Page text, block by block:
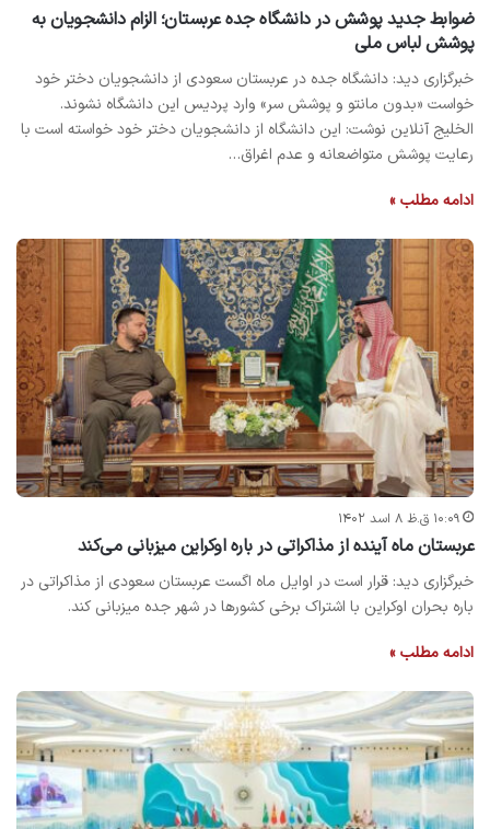
ضوابط جدید پوشش در دانشگاه جده عربستان؛ الزام دانشجویان به
پوشش لباس ملی
خبرگزاری دید: دانشگاه جده در عربستان سعودی از دانشجویان دختر خود
خواست «بدون مانتو و پوشش سر» وارد پردیس این دانشگاه نشوند.
الخلیج آنلاین نوشت: این دانشگاه از دانشجویان دختر خود خواسته است با
رعایت پوشش متواضعانه و عدم اغراق…
ادامه مطلب »
۱۰:۰۹ ق.ظ ۸ اسد ۱۴۰۲
عربستان ماه آینده از مذاکراتی در باره اوکراین میزبانی می‌کند
خبرگزاری دید: قرار است در اوایل ماه اگست عربستان سعودی از مذاکراتی در
باره بحران اوکراین با اشتراک برخی کشورها در شهر جده میزبانی کند.
ادامه مطلب »